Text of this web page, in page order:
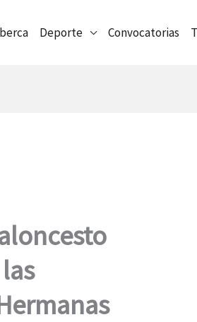
Deporte Convocatorias